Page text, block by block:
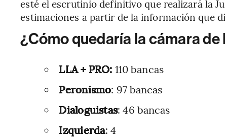
esté el escrutinio definitivo que realizará la
estimaciones a partir de la información que
¿Cómo quedaría la cámara
LLA + PRO: 110 bancas
Peronismo: 97 bancas
Dialoguistas: 46 bancas
Izquierda: 4